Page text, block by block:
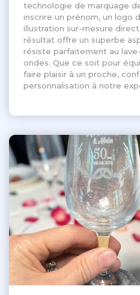
technologie de marquage
inscrire un prénom, un logo
illustration sur-mesure
résultat offre un superbe
résiste parfaitement au
ondes. Que ce soit pour
faire plaisir à un proche,
personnalisation à notre